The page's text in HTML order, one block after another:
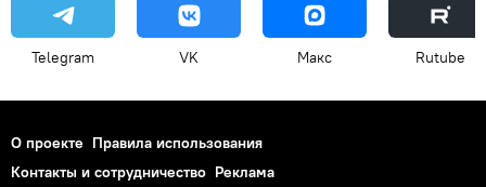
Telegram VK Макс Rutube
О проекте Правила использования
Контакты и сотрудничество Реклама